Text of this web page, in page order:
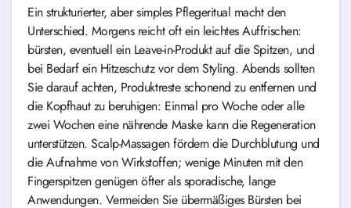
Ein strukturierter, aber simples Pflegeritual macht den
Unterschied. Morgens reicht oft ein leichtes Auffrischen:
bürsten, eventuell ein Leave-in-Produkt auf die Spitzen, und
bei Bedarf ein Hitzeschutz vor dem Styling. Abends sollten
Sie darauf achten, Produktreste schonend zu entfernen und
die Kopfhaut zu beruhigen: Einmal pro Woche oder alle
zwei Wochen eine nährende Maske kann die Regeneration
unterstützen. Scalp-Massagen fördern die Durchblutung und
die Aufnahme von Wirkstoffen; wenige Minuten mit den
Fingerspitzen genügen öfter als sporadische, lange
Anwendungen. Vermeiden Sie übermäßiges Bürsten bei